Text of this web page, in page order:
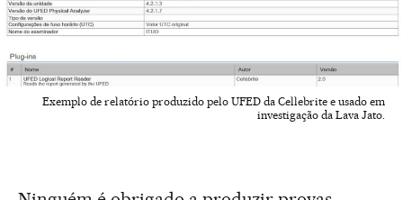
Exemplo de relatório produzido pelo UFED da Cellebrite e usado em
investigação da Lava Jato.